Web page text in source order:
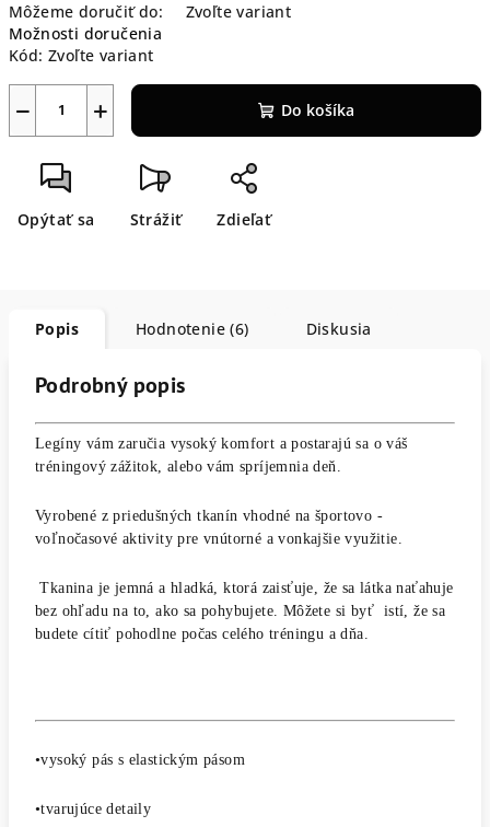
Môžeme doručiť do:
Zvoľte variant
Možnosti doručenia
Kód: Zvoľte variant
+
− Do košíka
Opýtať sa Strážiť Zdieľať
Popis Hodnotenie (6) Diskusia
Podrobný popis
Legíny vám zaručia vysoký komfort a postarajú sa o váš
tréningový zážitok, alebo vám spríjemnia deň.
Vyrobené z priedušných tkanín vhodné na športovo -
voľnočasové aktivity pre vnútorné a vonkajšie využitie.
Tkanina je jemná a hladká, ktorá zaisťuje, že sa látka naťahuje
bez ohľadu na to, ako sa pohybujete. Môžete si byť istí, že sa
budete cítiť pohodlne počas celého tréningu a dňa.
•vysoký pás s elastickým pásom
•tvarujúce detaily